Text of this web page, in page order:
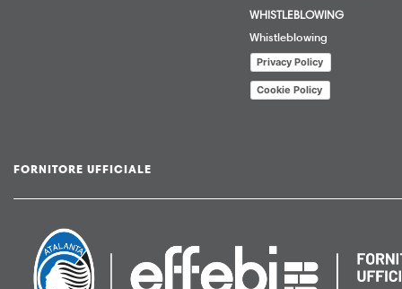
WHISTLEBLOWING
Whistleblowing
Privacy Policy
Cookie Policy
FORNITORE UFFICIALE